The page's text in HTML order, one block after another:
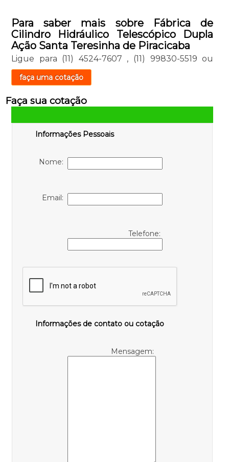
Para saber mais sobre Fábrica de
Cilindro Hidráulico Telescópico Dupla
Ação Santa Teresinha de Piracicaba
Ligue para (11) 4524-7607 , (11) 99830-5519 ou
faça uma cotação
Faça sua cotação
Informações Pessoais
Nome:
Email:
Telefone:
Informações de contato ou cotação
Mensagem: